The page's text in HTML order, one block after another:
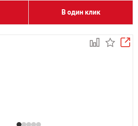
В один клик